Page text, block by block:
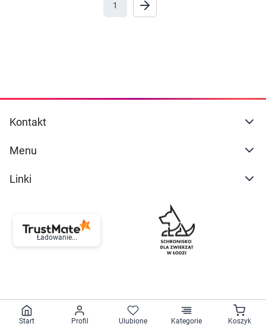
1
Kontakt
Menu
Linki
Ładowanie...
Start Profil Ulubione Kategorie Koszyk